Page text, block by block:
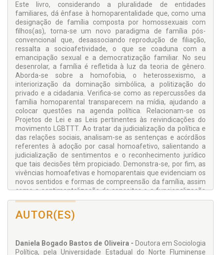
Este livro, considerando a pluralidade de entidades
familiares, dá ênfase à homoparentalidade que, como uma
designação de família composta por homossexuais com
filhos(as), torna-se um novo paradigma de família pós-
convencional que, desassociando reprodução de filiação,
ressalta a socioafetividade, o que se coaduna com a
emancipação sexual e a democratização familiar. No seu
desenrolar, a família é refletida à luz da teoria de gênero.
Aborda-se sobre a homofobia, o heterossexismo, a
interiorização da dominação simbólica, a politização do
privado e a cidadania. Verifica-se como as repercussões da
família homoparental transparecem na mídia, ajudando a
colocar questões na agenda política. Relacionam-se os
Projetos de Lei e as Leis pertinentes às reivindicações do
movimento LGBTTT. Ao tratar da judicialização da política e
das relações sociais, analisam-se as sentenças e acórdãos
referentes à adoção por casal homoafetivo, salientando a
judicialização de sentimentos e o reconhecimento jurídico
que tais decisões têm propiciado. Demonstra-se, por fim, as
vivências homoafetivas e homoparentais que evidenciam os
novos sentidos e formas de compreensão da família, assim
como a sentimentalização de conceitos e a funcionalização
da parentalidade.
AUTOR(ES)
Daniela Bogado Bastos de Oliveira - Doutora em Sociologia
Política, pela Universidade Estadual do Norte Fluminense